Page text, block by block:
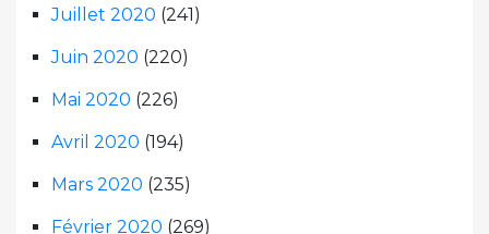
Juillet 2020 (241)
Juin 2020 (220)
Mai 2020 (226)
Avril 2020 (194)
Mars 2020 (235)
Février 2020 (269)